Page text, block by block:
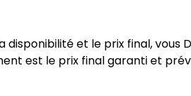
et le prix final, vous
est le prix final garanti et